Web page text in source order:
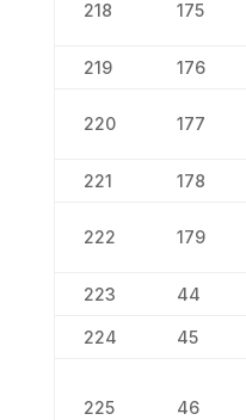
218 175
219 176
220 177
221 178
222 179
223 44
224 45
225 46